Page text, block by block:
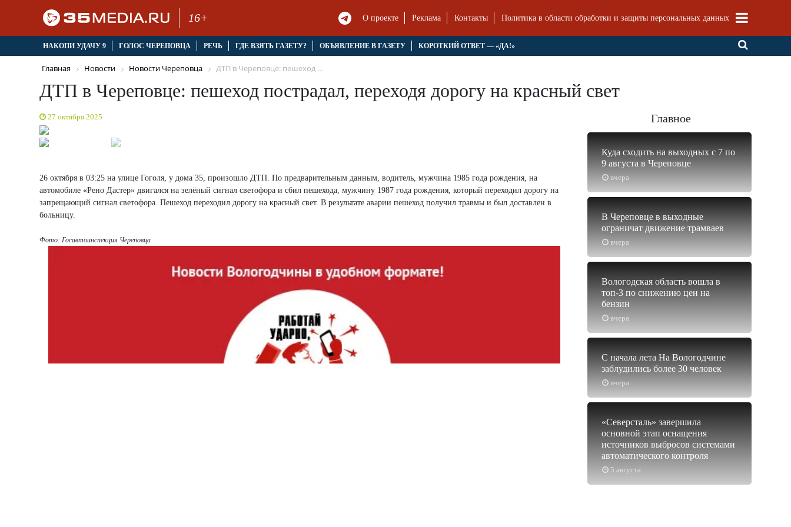
16+ О проекте Реклама Контакты Политика в области обработки и защиты персональных данных
НАКОПИ УДАЧУ 9 ГОЛОС ЧЕРЕПОВЦА РЕЧЬ ГДЕ ВЗЯТЬ ГАЗЕТУ? ОБЪЯВЛЕНИЕ В ГАЗЕТУ КОРОТКИЙ ОТВЕТ — «ДА!»
Главная Новости Новости Череповца ДТП в Череповце: пешеход ...
ДТП в Череповце: пешеход пострадал, переходя дорогу на красный свет
27 октября 2025
26 октября в 03:25 на улице Гоголя, у дома 35, произошло ДТП. По предварительным данным, водитель, мужчина 1985 года рождения, на
автомобиле «Рено Дастер» двигался на зелёный сигнал светофора и сбил пешехода, мужчину 1987 года рождения, который переходил дорогу на
запрещающий сигнал светофора. Пешеход переходил дорогу на красный свет. В результате аварии пешеход получил травмы и был доставлен в
больницу.
Фото: Госавтоинспекция Череповца
Главное
вчера
Куда сходить на выходных с 7 по
9 августа в Череповце
вчера
В Череповце в выходные
ограничат движение трамваев
вчера
Вологодская область вошла в
топ-3 по снижению цен на
бензин
вчера
С начала лета На Вологодчине
заблудились более 30 человек
5 августа
«Северсталь» завершила
основной этап оснащения
источников выбросов системами
автоматического контроля